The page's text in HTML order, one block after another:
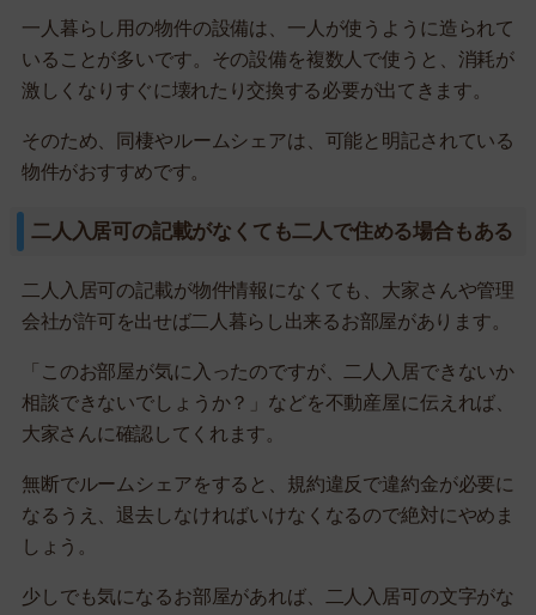
一人暮らし用の物件の設備は、一人が使うように造られて
いることが多いです。その設備を複数人で使うと、消耗が
激しくなりすぐに壊れたり交換する必要が出てきます。
そのため、同棲やルームシェアは、可能と明記されている
物件がおすすめです。
二人入居可の記載がなくても二人で住める場合もある
二人入居可の記載が物件情報になくても、大家さんや管理
会社が許可を出せば二人暮らし出来るお部屋があります。
「このお部屋が気に入ったのですが、二人入居できないか
相談できないでしょうか？」などを不動産屋に伝えれば、
大家さんに確認してくれます。
無断でルームシェアをすると、規約違反で違約金が必要に
なるうえ、退去しなければいけなくなるので絶対にやめま
しょう。
少しでも気になるお部屋があれば、二人入居可の文字がな